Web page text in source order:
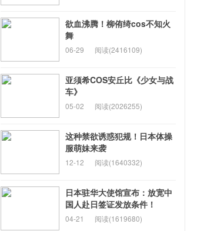
欲血沸腾！柳侑绮cos不知火
舞
06-29 阅读(2416109)
亚须希COS安丘比《少女与战
车》
05-02 阅读(2026255)
这种禁欲诱惑犯规！日本体操
服萌妹来袭
12-12 阅读(1640332)
日本驻华大使馆宣布：放宽中
国人赴日签证发放条件！
04-21 阅读(1619680)